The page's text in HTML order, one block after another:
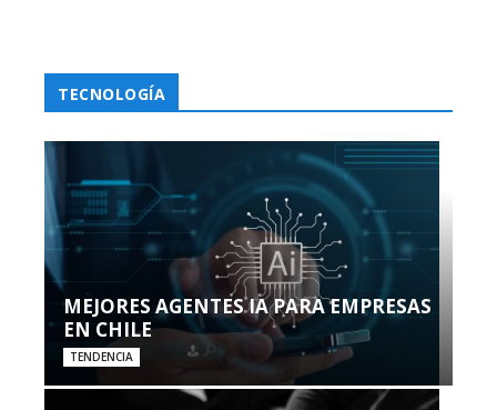
TECNOLOGÍA
MEJORES AGENTES IA PARA EMPRESAS
EN CHILE
TENDENCIA